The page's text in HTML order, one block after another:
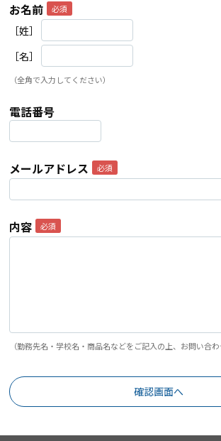
お名前
［姓］
［名］
（全角で入力してください）
電話番号
メールアドレス
内容
（勤務先名・学校名・商品名などをご記入の上、お問い合わ